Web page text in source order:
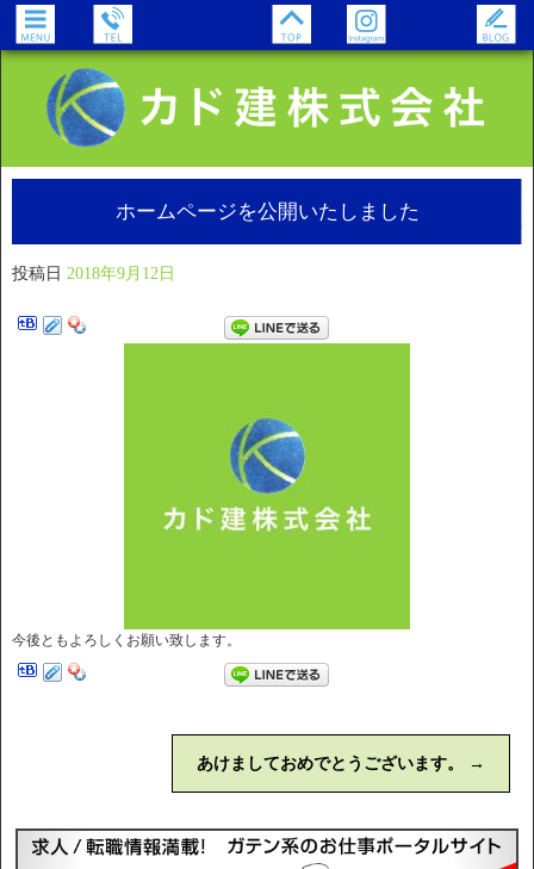
ホームページを公開いたしました
投稿日 2018年9月12日
今後ともよろしくお願い致します。
あけましておめでとうございます。 →